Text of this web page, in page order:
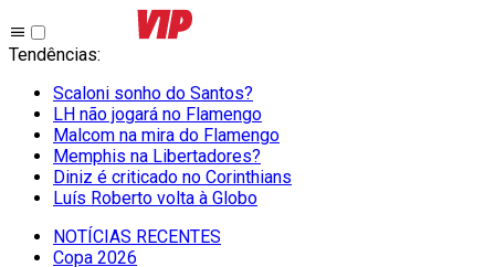
Tendências:
Scaloni sonho do Santos?
LH não jogará no Flamengo
Malcom na mira do Flamengo
Memphis na Libertadores?
Diniz é criticado no Corinthians
Luís Roberto volta à Globo
NOTÍCIAS RECENTES
Copa 2026